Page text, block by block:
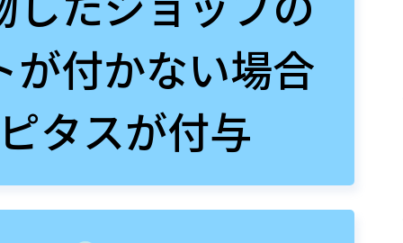
が付かない場合
タスが付与